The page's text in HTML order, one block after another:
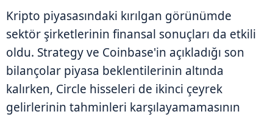
Kripto piyasasındaki kırılgan görünümde
sektör şirketlerinin finansal sonuçları da etkili
oldu. Strategy ve Coinbase'in açıkladığı son
bilançolar piyasa beklentilerinin altında
kalırken, Circle hisseleri de ikinci çeyrek
gelirlerinin tahminleri karşılayamamasının